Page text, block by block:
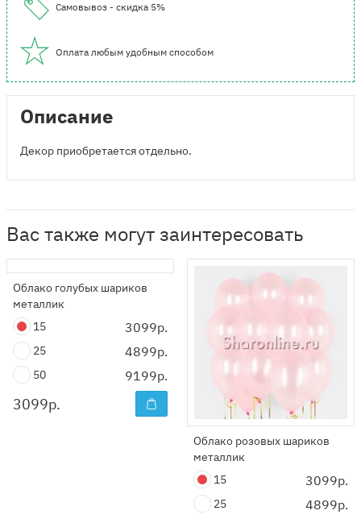
Самовывоз - скидка 5%
Оплата любым удобным способом
Описание
Декор приобретается отдельно.
Вас также могут заинтересовать
Облако голубых шариков
металлик
15
3099р.
25 4899р.
50 9199р.
3099р.
Облако розовых шариков
металлик
15
3099р.
25 4899р.